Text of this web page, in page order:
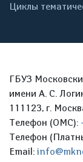
Циклы
ГБУЗ
имени А. С.
111123, г.
Телефон (ОМС):
Телефон
Email: